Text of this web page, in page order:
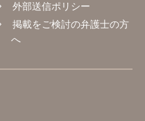
外部送信ポリシー
掲載をご検討の弁護士の方
へ